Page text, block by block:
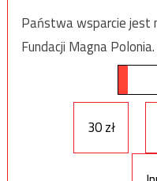
Państwa wsparcie jest
Fundacji Magna Polonia.
30 zł